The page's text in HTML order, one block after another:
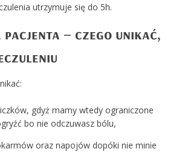
utrzymuje się do 5h.
– czego unikać,
gdyż mamy wtedy ograniczone
bo nie odczuwasz bólu,
oraz napojów dopóki nie minie